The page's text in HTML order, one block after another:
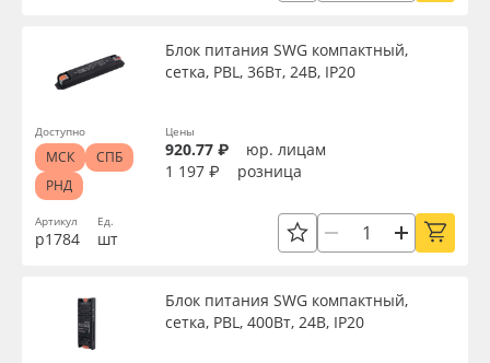
Orajet 3640
Плёнка монтажная Oratape
ПЭТ листовой
Вспененный ПВХ
Цвет
Упаковка
Страна происхождения
Артикул
р1784
Блок питания SWG компактный,
сетка, PBL, 36Вт, 24В, IP20
Ед.
шт
Цены
920.77 ₽
юр. лицам
1 197 ₽
розница
Доступно
МСК
СПБ
РНД
Блок питания SWG компактный,
сетка, PBL, 400Вт, 24В, IP20